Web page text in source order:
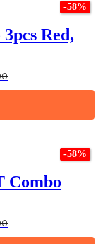
-58%
Red,
-58%
Combo